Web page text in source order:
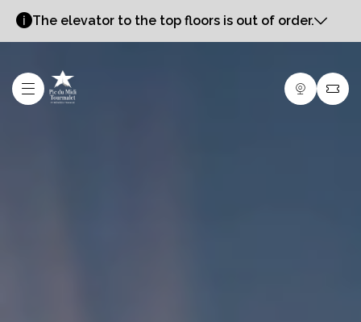
The elevator to the top floors is out of order.